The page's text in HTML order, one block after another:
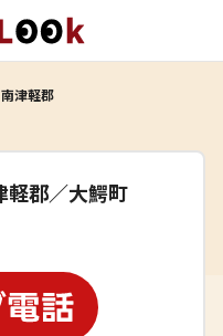
津軽郡
軽郡／大鰐町